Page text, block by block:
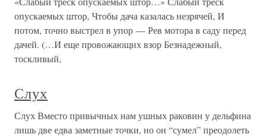
опускаемых штор, Чтобы дача казалась незрячей, И
потом, точно выстрел в упор — Рев мотора в саду перед
дачей. (…И еще провожающих взор Безнадежный,
тоскливый,
Слух
Слух Вместо привычных нам ушных раковин у дельфина
лишь две едва заметные точки, но он “сумел” преодолеть